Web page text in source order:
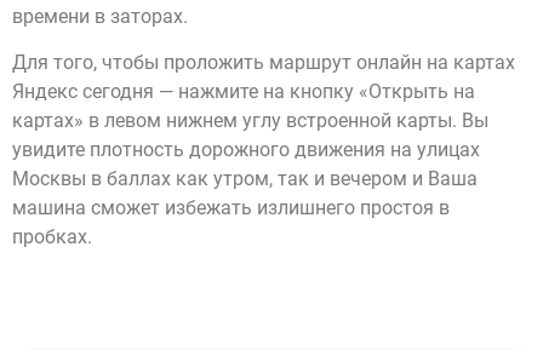
времени в заторах.
Для того, чтобы проложить маршрут онлайн на картах
Яндекс сегодня — нажмите на кнопку «Открыть на
картах» в левом нижнем углу встроенной карты. Вы
увидите плотность дорожного движения на улицах
Москвы в баллах как утром, так и вечером и Ваша
машина сможет избежать излишнего простоя в
пробках.